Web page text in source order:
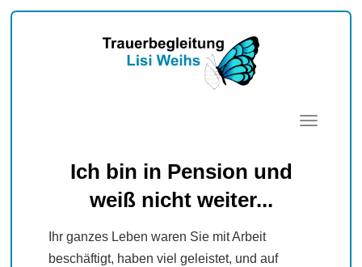
Toggle
Ich bin in Pension und
weiß nicht weiter...
Ihr ganzes Leben waren Sie mit Arbeit
beschäftigt, haben viel geleistet, und auf